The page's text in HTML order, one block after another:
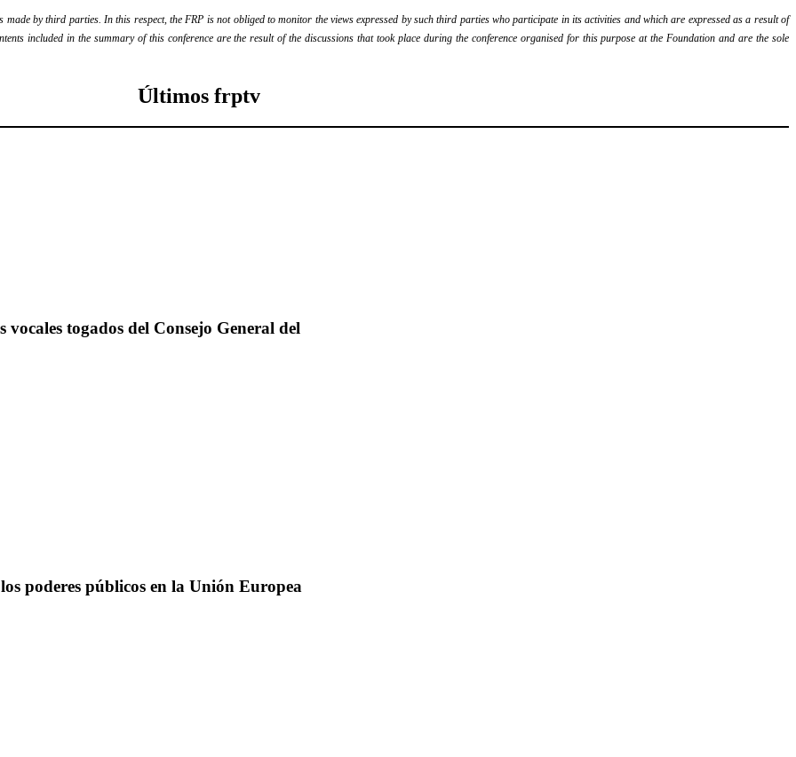
by third parties. In this respect, the FRP is not obliged to monitor the views expressed by such third parties who participate in its activities and which are expressed as a result of
included in the summary of this conference are the result of the discussions that took place during the conference organised for this purpose at the Foundation and are the sole
Últimos frptv
togados del Consejo General del
poderes públicos en la Unión Europea